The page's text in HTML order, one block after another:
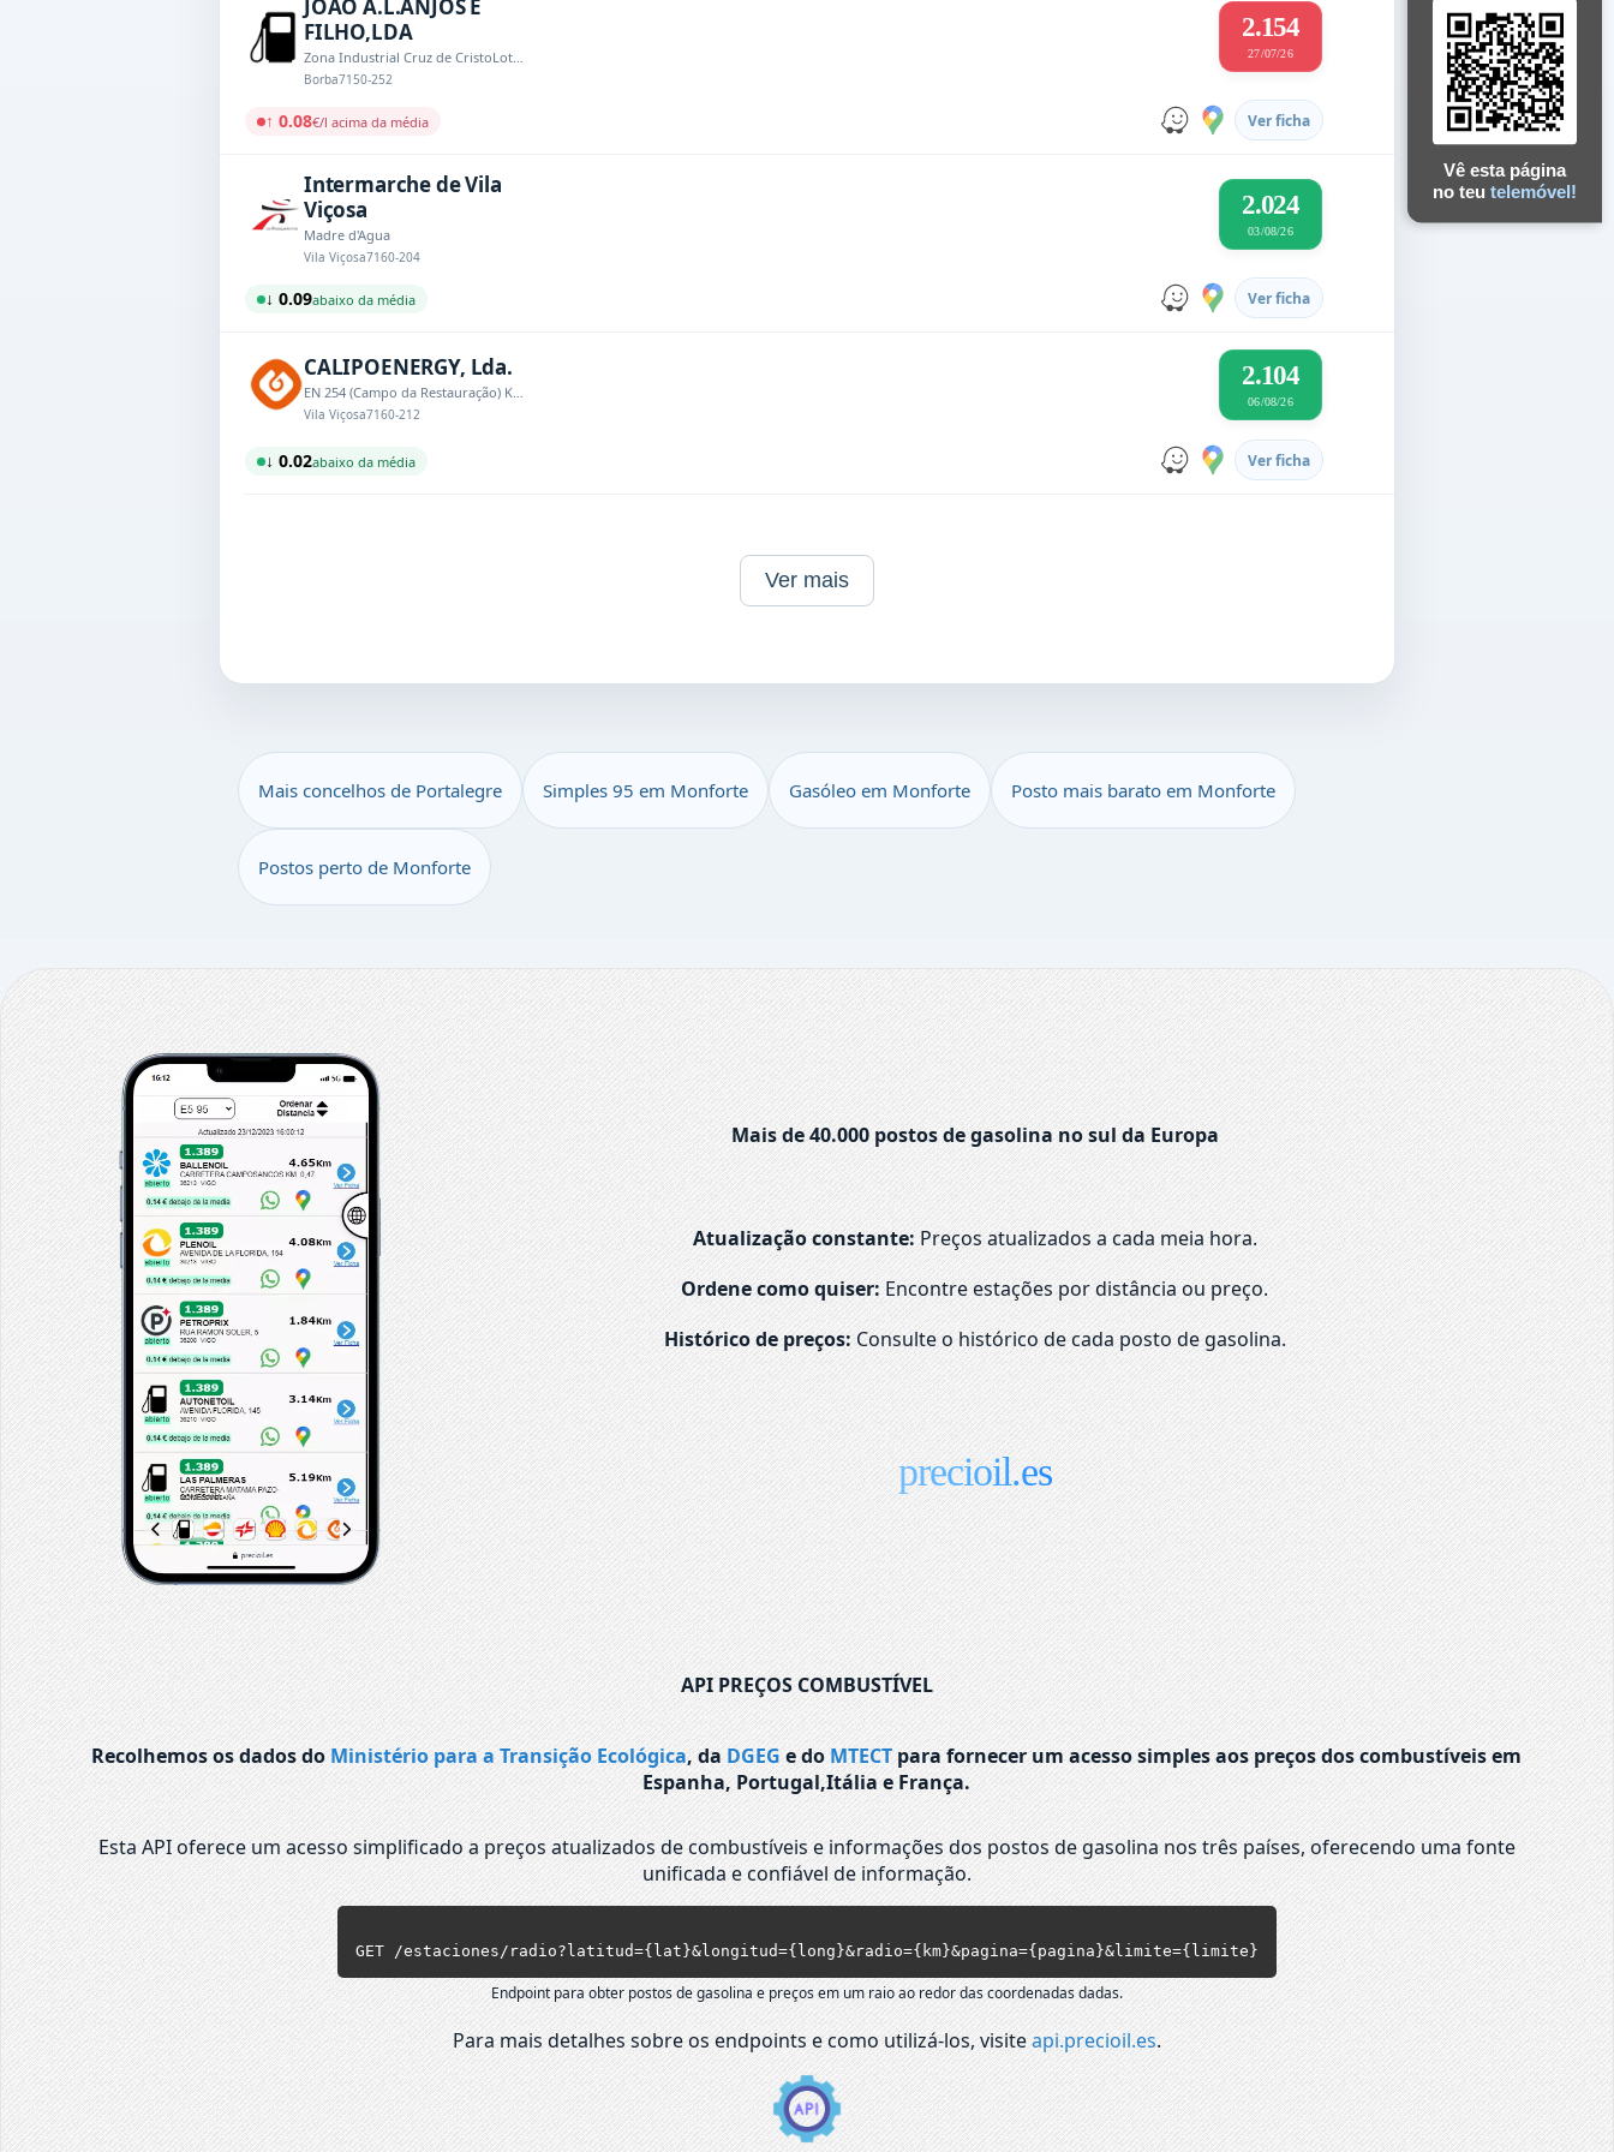
Vê esta página
no teu telemóvel!
JOAO A.L.ANJOS E
FILHO,LDA
Zona Industrial Cruz de CristoLote 66
Borba7150-252
2.154
27/07/26
↑ 0.08€/l acima da média Ver ficha
Intermarche de Vila
Viçosa
Madre d'Agua
Vila Viçosa7160-204
2.024
03/08/26
↓ 0.09abaixo da média Ver ficha
CALIPOENERGY, Lda.
EN 254 (Campo da Restauração) Km 0,65
Vila Viçosa7160-212
2.104
06/08/26
↓ 0.02abaixo da média Ver ficha
Ver mais
Mais concelhos de Portalegre Simples 95 em Monforte Gasóleo em Monforte Posto mais barato em Monforte
Postos perto de Monforte
Mais de 40.000 postos de gasolina no sul da Europa
Atualização constante: Preços atualizados a cada meia hora.
Ordene como quiser:Encontre estações por distância ou preço.
Histórico de preços: Consulte o histórico de cada posto de gasolina.
precioil.es
API PREÇOS COMBUSTÍVEL
Recolhemos os dados do Ministério para a Transição Ecológica, da DGEG e doMTECT para fornecer um acesso simples aos preços dos combustíveis em
Espanha, Portugal,Itália e França.
Esta API oferece um acesso simplificado a preços atualizados de combustíveis e informações dos postos de gasolina nos três países, oferecendo uma fonte
unificada e confiável de informação.
GET /estaciones/radio?latitud={lat}&longitud={long}&radio={km}&pagina={pagina}&limite={limite}
Endpoint para obter postos de gasolina e preços em um raio ao redor das coordenadas dadas.
Para mais detalhes sobre os endpoints e como utilizá-los, visiteapi.precioil.es.